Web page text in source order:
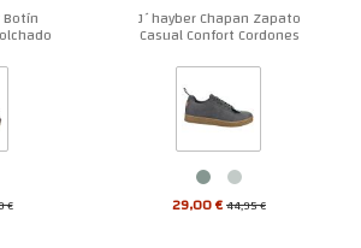
Botín
€
J´hayber Chapan Zapato
Casual Confort Cordones
29,00 €44,95 €